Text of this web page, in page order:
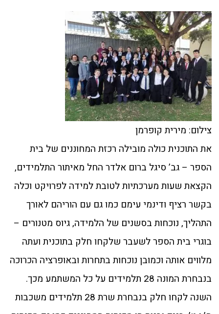
צילום: מירית קופרמן
את התוכנית כולה מובילה רכזת המחוננים של בית
הספר – גב’ סיגל ברום אלדר החל מאיתור התלמידים,
הקצאת שעות מערכתיות לטובת למידה לפרויקט וכלה
בקשר רציף ודינמי עימם כמו גם עם הוריהם לאורך
התהליך, נוכחות בסשנים של הלמידה, גיוס מטנורים –
בוגרי בית הספר לשעבר שלקחו חלק בתוכנית ועתה
מלווים אותה וכמובן נוכחות בתחרות ובאופרציה הכרוכה
בנבחרת המונה 28 תלמידים על כל המשתמע מכך.
השנה לקחו חלק בנבחרת שרת 28 תלמידים משכבות